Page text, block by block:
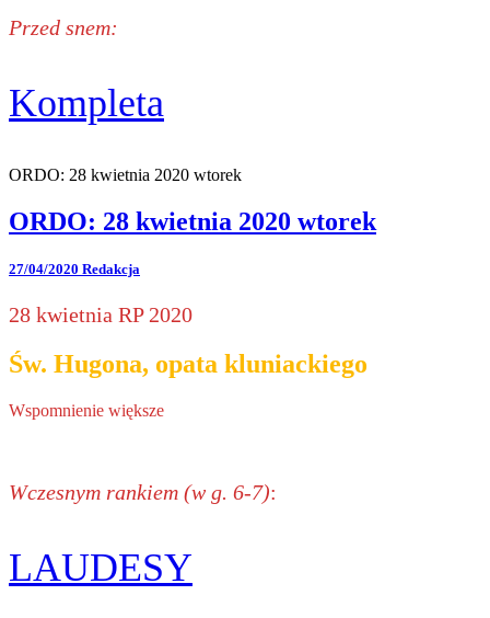
Przed snem:
Kompleta
ORDO: 28 kwietnia 2020 wtorek
ORDO: 28 kwietnia 2020 wtorek
27/04/2020 Redakcja
28 kwietnia RP 2020
Św. Hugona, opata kluniackiego
Wspomnienie większe
Wczesnym rankiem (w g. 6-7):
LAUDESY